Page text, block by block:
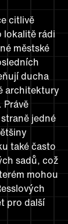
citlivě
lokalitě rádi
městské
ducha
architektury
Právě
jedné
také často
sadů, což
mohou
pro další